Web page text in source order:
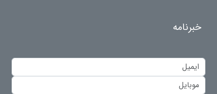
خبرنامه